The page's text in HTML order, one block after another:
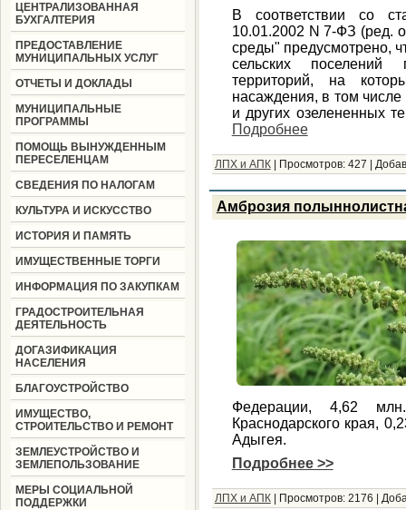
ЦЕНТРАЛИЗОВАННАЯ
БУХГАЛТЕРИЯ
ПРЕДОСТАВЛЕНИЕ
МУНИЦИПАЛЬНЫХ УСЛУГ
ОТЧЕТЫ И ДОКЛАДЫ
МУНИЦИПАЛЬНЫЕ
ПРОГРАММЫ
ПОМОЩЬ ВЫНУЖДЕННЫМ
ПЕРЕСЕЛЕНЦАМ
СВЕДЕНИЯ ПО НАЛОГАМ
КУЛЬТУРА И ИСКУССТВО
ИСТОРИЯ И ПАМЯТЬ
ИМУЩЕСТВЕННЫЕ ТОРГИ
ИНФОРМАЦИЯ ПО ЗАКУПКАМ
ГРАДОСТРОИТЕЛЬНАЯ
ДЕЯТЕЛЬНОСТЬ
ДОГАЗИФИКАЦИЯ
НАСЕЛЕНИЯ
БЛАГОУСТРОЙСТВО
ИМУЩЕСТВО,
СТРОИТЕЛЬСТВО И РЕМОНТ
ЗЕМЛЕУСТРОЙСТВО И
ЗЕМЛЕПОЛЬЗОВАНИЕ
МЕРЫ СОЦИАЛЬНОЙ
ПОДДЕРЖКИ
В соответствии со
10.01.2002 N 7-ФЗ (ред.
среды" предусмотрено,
сельских поселений
территорий, на
насаждения, в том
и других озелененных
Подробнее
ЛПХ и АПК| Просмотров: 427
Амброзия
Федерации, 4,62
Краснодарского края,
Адыгея.
Подробнее >>
ЛПХ и АПК| Просмотров: 2176